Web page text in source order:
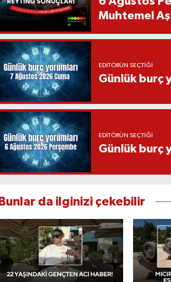
Muhtemel
EDITÖRÜN SEÇTIĞI
Günlük burç
EDITÖRÜN SEÇTIĞI
Günlük burç
Bunlar da ilginizi çekebilir